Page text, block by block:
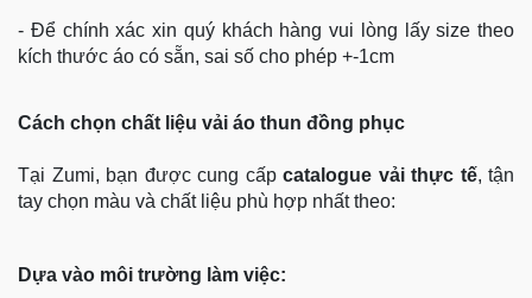
- Để chính xác xin quý khách hàng vui lòng lấy size theo
kích thước áo có sẵn, sai số cho phép +-1cm
Cách chọn chất liệu vải áo thun đồng phục
Tại Zumi, bạn được cung cấp catalogue vải thực tế, tận
tay chọn màu và chất liệu phù hợp nhất theo:
Dựa vào môi trường làm việc: